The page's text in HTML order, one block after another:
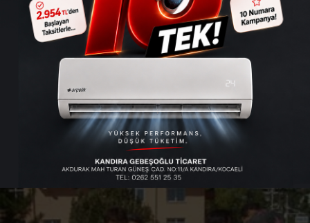
Ana Sayfa›Genel
Kızımızı zorla kaçırdılar!
Kandırada ikamet eden Kaçar ailesi, 16 yaşındaki
kızları E.nin zorla kaçırıldığını iddia etti.
Güncelleme: 10-12-2025 23:53